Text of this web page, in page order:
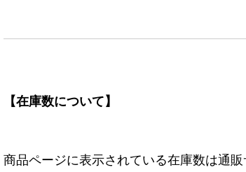
【在庫数について】
商品ページに表示されている在庫数は通